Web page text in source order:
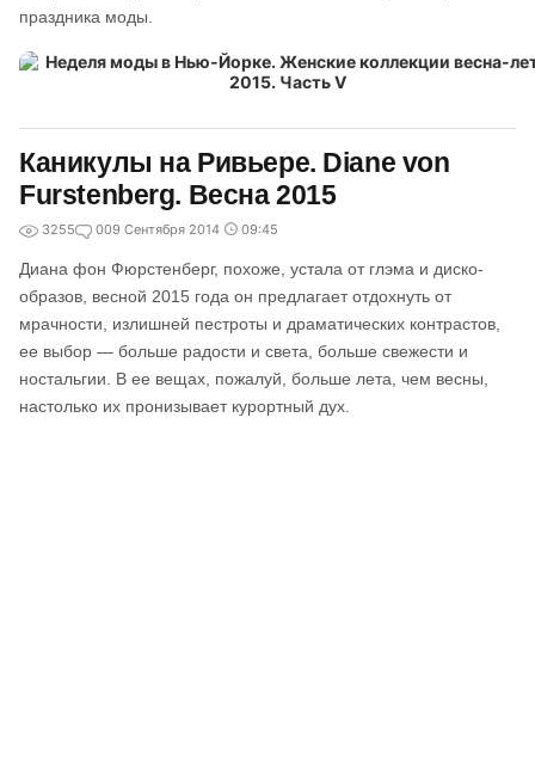
праздника моды.
Каникулы на Ривьере. Diane von
Furstenberg. Весна 2015
3255 009 Сентября 2014 09:45
Диана фон Фюрстенберг, похоже, устала от глэма и диско-
образов, весной 2015 года он предлагает отдохнуть от
мрачности, излишней пестроты и драматических контрастов,
ее выбор — больше радости и света, больше свежести и
ностальгии. В ее вещах, пожалуй, больше лета, чем весны,
настолько их пронизывает курортный дух.